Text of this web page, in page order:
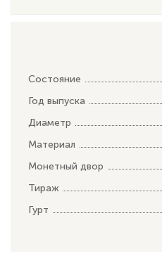
Состояние
Год выпуска
Диаметр
Материал
Монетный двор
Тираж
Гурт